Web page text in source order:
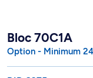
Bloc 70C1A
Option - Minimum